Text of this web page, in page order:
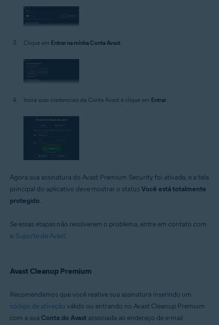
Clique em Entrar na minha Conta Avast.
Insira suas credenciais da Conta Avast e clique em Entrar.
Agora sua assinatura do Avast Premium Security foi ativada, e a tela
principal do aplicativo deve mostrar o statusVocê está totalmente
protegido.
Se essas etapas não resolverem o problema, entre em contato com
o Suporte da Avast.
Avast Cleanup Premium
Recomendamos que você reative sua assinatura inserindo um
código de ativação válido ou entrando no Avast Cleanup Premium
com a sua Conta do Avast associada ao endereço de e-mail